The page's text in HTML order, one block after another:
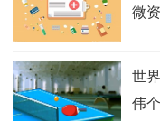
微
世
伟